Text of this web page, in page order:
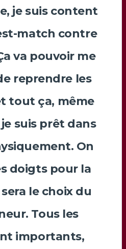
je suis content
match contre
va pouvoir me
reprendre les
tout ça, même
je suis prêt dans
On
doigts pour la
le choix du
Tous les
importants,